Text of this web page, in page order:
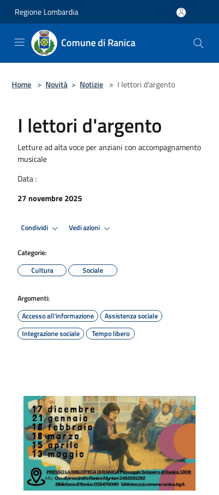
Regione Lombardia
Comune di Ranica
Home > Novità > Notizie > I lettori d'argento
I lettori d'argento
Letture ad alta voce per anziani con accompagnamento
musicale
Data :
27 novembre 2025
Condividi Vedi azioni
Categorie:
Cultura
Sociale
Argomenti:
Accesso all'informazione
Assistenza sociale
Integrazione sociale
Tempo libero